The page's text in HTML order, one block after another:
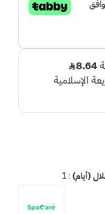
(أيام) :
1